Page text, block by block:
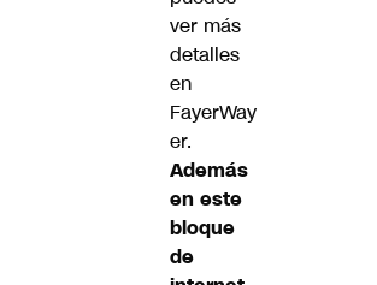
ver más
detalles
en
FayerWay
er.
Además
en este
bloque
de